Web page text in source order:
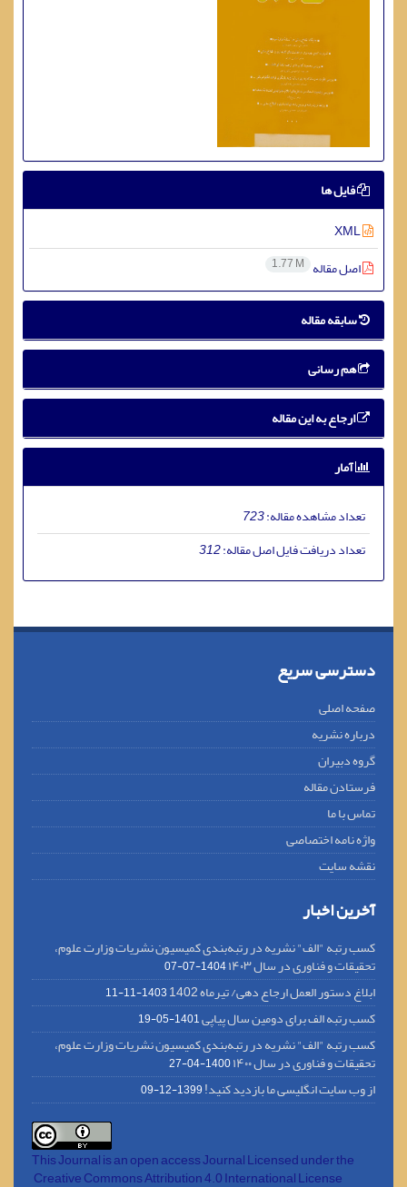
فایل ها
اصل مقاله 1.77 M
سابقه مقاله
هم رسانی
ارجاع به این مقاله
آمار
تعداد مشاهده مقاله:723
تعداد دریافت فایل اصل مقاله:312
دسترسی سریع
صفحه اصلی
درباره نشریه
گروه دبیران
فرستادن مقاله
تماس با ما
واژه نامه اختصاصی
نقشه سایت
آخرین اخبار
کسب رتبه "الف" نشریه در رتبه‌بندی کمیسیون نشریات وزارت علوم،
تحقیقات و فناوری در سال ۱۴۰۳ 1404-07-07
ابلاغ دستور العمل ارجاع دهی/ تیرماه 1402 1403-11-11
کسب رتبه الف برای دومین سال پیاپی1401-05-19
کسب رتبه "الف" نشریه در رتبه‌بندی کمیسیون نشریات وزارت علوم،
تحقیقات و فناوری در سال ۱۴۰۰ 1400-04-27
از وب سایت انگلیسی ما بازدید کنید!1399-12-09
This Journal is an open access Journal Licensedunder the
Creative Commons Attribution 4.0 International License